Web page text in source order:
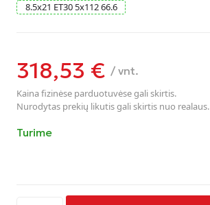
8.5x21 ET30 5x11266.6
318,53 € / vnt.
Kaina fizinėse parduotuvėse gali skirtis.
Nurodytas prekių likutis gali skirtis nuo realaus.
Turime